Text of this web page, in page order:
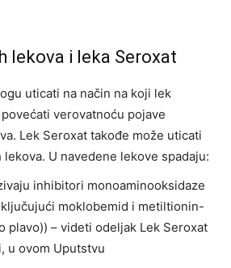
lekova i leka Seroxat
uticati na način na koji lek
verovatnoću pojave
Lek Seroxat takođe može uticati
U navedene lekove spadaju:
inhibitori monoaminooksidaze
moklobemid i metiltionin-
plavo)) – videti odeljak Lek Seroxat
u ovom Uputstvu